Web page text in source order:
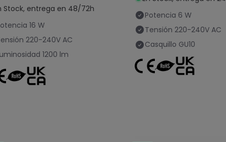
Stock, entrega en 48/72h
16 W
220-240V AC
1200 lm
Potencia 6 W
Tensión 220-240V AC
Casquillo GU10